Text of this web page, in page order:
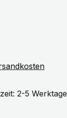
2-5 Werktage